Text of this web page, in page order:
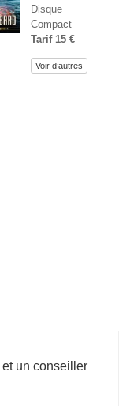
Disque
Compact
Tarif 15 €
Voir d’autres
et un conseiller